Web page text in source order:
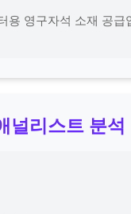
용 영구자석 소재 공급
널리스트 분석